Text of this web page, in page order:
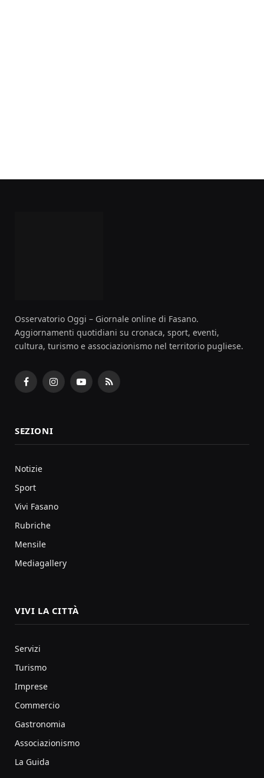
Osservatorio Oggi – Giornale online di Fasano.
Aggiornamenti quotidiani su cronaca, sport, eventi,
cultura, turismo e associazionismo nel territorio pugliese.
FacebookInstagramYouTubeRSS
SEZIONI
Notizie
Sport
Vivi Fasano
Rubriche
Mensile
Mediagallery
VIVI LA CITTÀ
Servizi
Turismo
Imprese
Commercio
Gastronomia
Associazionismo
La Guida